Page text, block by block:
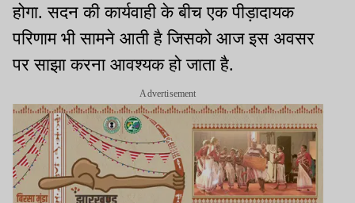
होगा. सदन की कार्यवाही के बीच एक पीड़ादायक
परिणाम भी सामने आती है जिसको आज इस अवसर
पर साझा करना आवश्यक हो जाता है.
Advertisement